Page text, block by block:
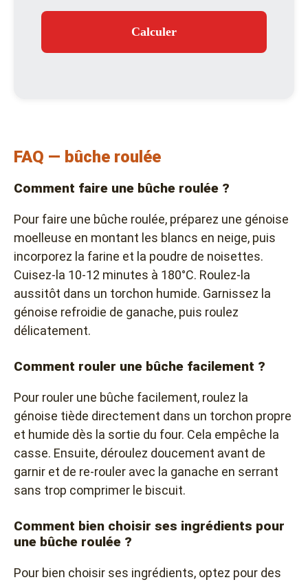
Calculer
FAQ — bûche roulée
Comment faire une bûche roulée ?
Pour faire une bûche roulée, préparez une génoise
moelleuse en montant les blancs en neige, puis
incorporez la farine et la poudre de noisettes.
Cuisez-la 10-12 minutes à 180°C. Roulez-la
aussitôt dans un torchon humide. Garnissez la
génoise refroidie de ganache, puis roulez
délicatement.
Comment rouler une bûche facilement ?
Pour rouler une bûche facilement, roulez la
génoise tiède directement dans un torchon propre
et humide dès la sortie du four. Cela empêche la
casse. Ensuite, déroulez doucement avant de
garnir et de re-rouler avec la ganache en serrant
sans trop comprimer le biscuit.
Comment bien choisir ses ingrédients pour
une bûche roulée ?
Pour bien choisir ses ingrédients, optez pour des